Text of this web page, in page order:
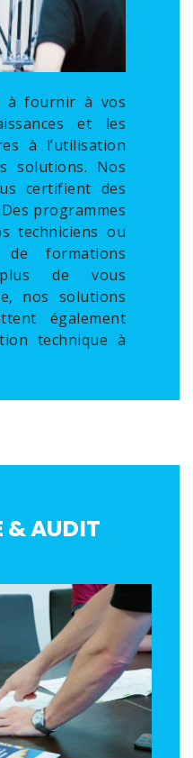
à fournir à vos
et les
à l’utilisation
solutions. Nos
certifient des
programmes
techniciens ou
formations
plus de vous
nos solutions
également
technique à
& AUDIT